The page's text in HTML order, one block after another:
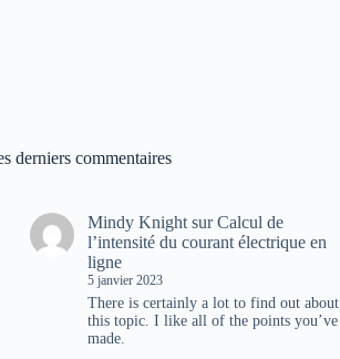
derniers commentaires
Mindy Knight surCalcul de
l’intensité du courant électrique en
ligne
5 janvier 2023
There is certainly a lot to find out about
this topic. I like all of the points you’ve
made.